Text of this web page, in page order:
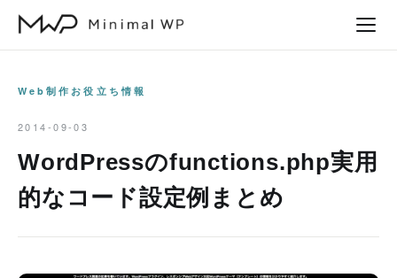
Web制作お役立ち情報
2014-09-03
WordPressのfunctions.php実用
的なコード設定例まとめ